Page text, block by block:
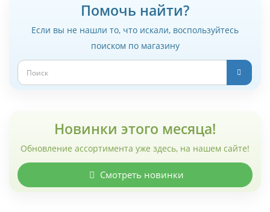
Помочь найти?
Если вы не нашли то, что искали, воспользуйтесь
поиском по магазину
Новинки этого месяца!
Обновление ассортимента уже здесь, на нашем сайте!
Смотреть новинки